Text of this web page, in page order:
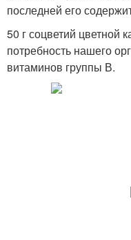
последней его
50 г соцветий цветной
потребность нашего
витаминов группы В.